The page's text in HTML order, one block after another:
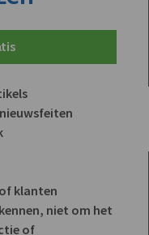
klanten
niet om het
of